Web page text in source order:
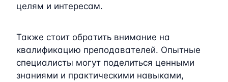
целям и интересам.
Также стоит обратить внимание на
квалификацию преподавателей. Опытные
специалисты могут поделиться ценными
знаниями и практическими навыками,